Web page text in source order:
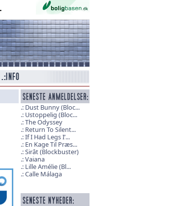
Dust Bunny (Bloc...
Ustoppelig (Bloc...
The Odyssey
Return To Silent...
If I Had Legs I’...
En Kage Til Præs...
Sirât (Blockbuster)
Vaiana
Lille Amélie (Bl...
Calle Málaga